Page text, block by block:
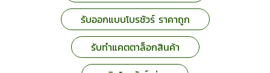
รับออกแบบโบรชัวร์ ราคาถูก
รับทําแคตตาล็อกสินค้า